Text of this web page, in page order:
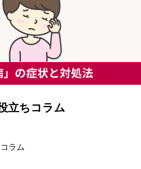
立ちコラム
ラム